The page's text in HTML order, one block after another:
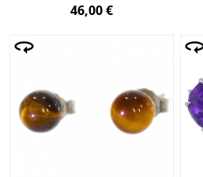
46,00 €